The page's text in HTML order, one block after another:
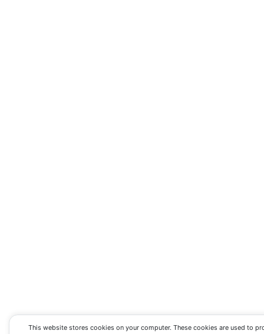
This website stores cookies on your computer. These cookies are used to